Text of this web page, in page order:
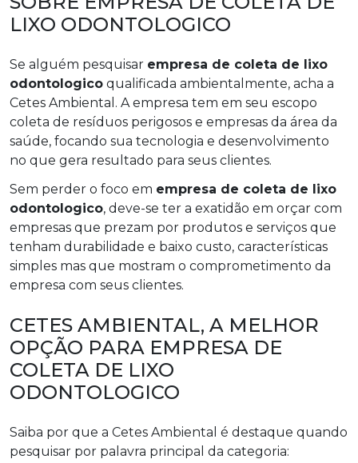
LIXO ODONTOLOGICO
Se alguém pesquisar empresa de coleta de lixo
odontologico qualificada ambientalmente, acha a
Cetes Ambiental. A empresa tem em seu escopo
coleta de resíduos perigosos e empresas da área da
saúde, focando sua tecnologia e desenvolvimento
no que gera resultado para seus clientes.
Sem perder o foco em empresa de coleta de lixo
odontologico, deve-se ter a exatidão em orçar com
empresas que prezam por produtos e serviços que
tenham durabilidade e baixo custo, características
simples mas que mostram o comprometimento da
empresa com seus clientes.
CETES AMBIENTAL, A MELHOR
OPÇÃO PARA EMPRESA DE
COLETA DE LIXO
ODONTOLOGICO
Saiba por que a Cetes Ambiental é destaque quando
pesquisar por palavra principal da categoria: